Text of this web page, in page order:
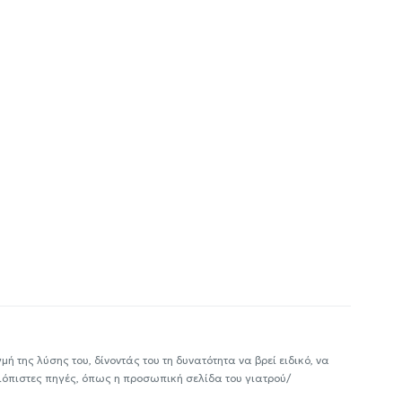
λύσης του, δίνοντάς του τη δυνατότητα να βρεί ειδικό, να
πηγές, όπως η προσωπική σελίδα του γιατρού/